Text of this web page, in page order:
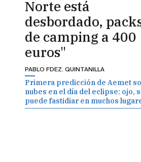
Norte está
desbordado,
de camping a 400
euros"
PABLO FDEZ. QUINTANILLA
Primera predicción de Aemet
nubes en el día del eclipse: ojo,
puede fastidiar en muchos